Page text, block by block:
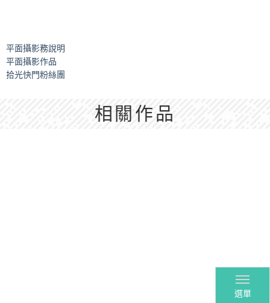
平面攝影務說明
平面攝影作品
拾光快門粉絲團
相關作品